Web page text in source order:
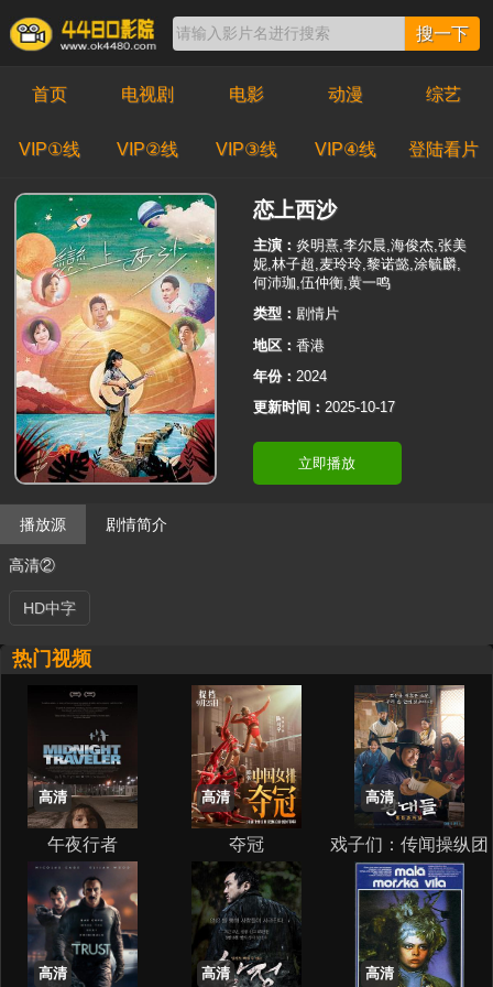
搜一下
首页 电视剧 电影 动漫 综艺
VIP①线 VIP②线 VIP③线 VIP④线 登陆看片
恋上西沙
主演：炎明熹,李尔晨,海俊杰,张美
妮,林子超,麦玲玲,黎诺懿,涂毓麟,
何沛珈,伍仲衡,黄一鸣
类型： 剧情片
地区：香港
年份： 2024
更新时间：2025-10-17
立即播放
播放源 剧情简介
高清②
HD中字
热门视频
高清
午夜行者
高清
夺冠
高清
戏子们：传闻操纵团
高清 高清 高清